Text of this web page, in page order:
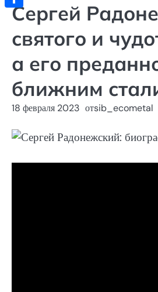
Сергей
святого и
а его
ближним
18 февраля 2023 отsib_ecometal
Отправить